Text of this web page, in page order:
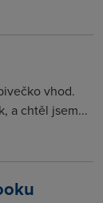
vhod.
a chtěl jsem...